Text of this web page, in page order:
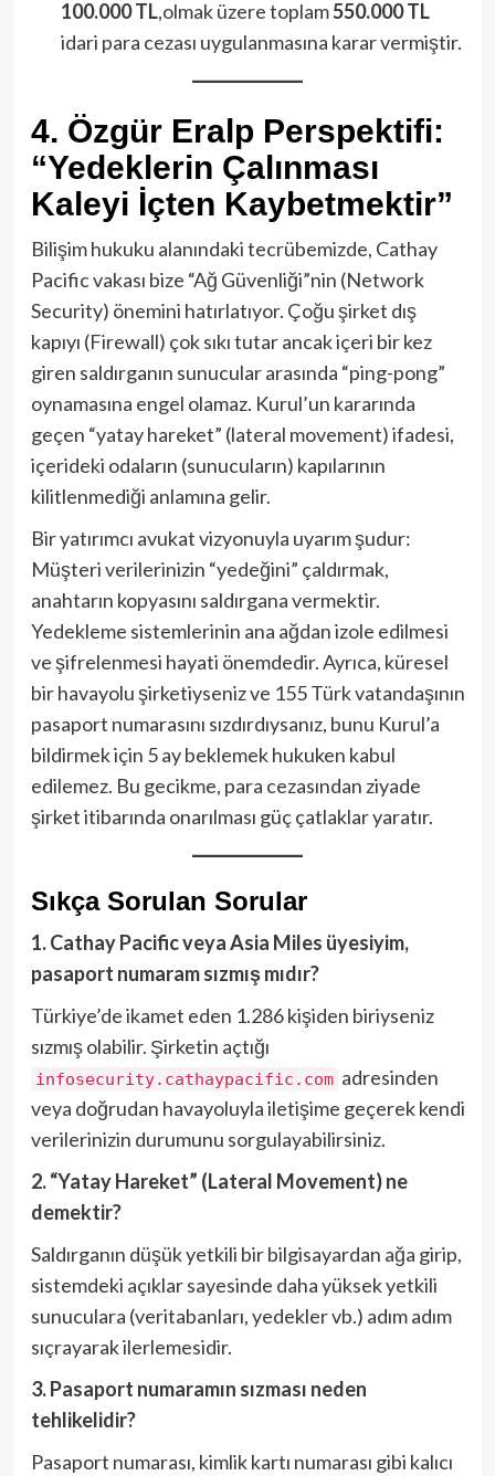
100.000 TL,olmak üzere toplam550.000 TL
idari para cezası uygulanmasına karar vermiştir.
4. Özgür Eralp Perspektifi:
“Yedeklerin Çalınması
Kaleyi İçten Kaybetmektir”
Bilişim hukuku alanındaki tecrübemizde, Cathay
Pacific vakası bize “Ağ Güvenliği”nin (Network
Security) önemini hatırlatıyor. Çoğu şirket dış
kapıyı (Firewall) çok sıkı tutar ancak içeri bir kez
giren saldırganın sunucular arasında “ping-pong”
oynamasına engel olamaz. Kurul’un kararında
geçen “yatay hareket” (lateral movement) ifadesi,
içerideki odaların (sunucuların) kapılarının
kilitlenmediği anlamına gelir.
Bir yatırımcı avukat vizyonuyla uyarım şudur:
Müşteri verilerinizin “yedeğini” çaldırmak,
anahtarın kopyasını saldırgana vermektir.
Yedekleme sistemlerinin ana ağdan izole edilmesi
ve şifrelenmesi hayati önemdedir. Ayrıca, küresel
bir havayolu şirketiyseniz ve 155 Türk vatandaşının
pasaport numarasını sızdırdıysanız, bunu Kurul’a
bildirmek için 5 ay beklemek hukuken kabul
edilemez. Bu gecikme, para cezasından ziyade
şirket itibarında onarılması güç çatlaklar yaratır.
Sıkça Sorulan Sorular
1. Cathay Pacific veya Asia Miles üyesiyim,
pasaport numaram sızmış mıdır?
Türkiye’de ikamet eden 1.286 kişiden biriyseniz
sızmış olabilir. Şirketin açtığı
infosecurity.cathaypacific.com adresinden
veya doğrudan havayoluyla iletişime geçerek kendi
verilerinizin durumunu sorgulayabilirsiniz.
2. “Yatay Hareket” (Lateral Movement) ne
demektir?
Saldırganın düşük yetkili bir bilgisayardan ağa girip,
sistemdeki açıklar sayesinde daha yüksek yetkili
sunuculara (veritabanları, yedekler vb.) adım adım
sıçrayarak ilerlemesidir.
3. Pasaport numaramın sızması neden
tehlikelidir?
Pasaport numarası, kimlik kartı numarası gibi kalıcı